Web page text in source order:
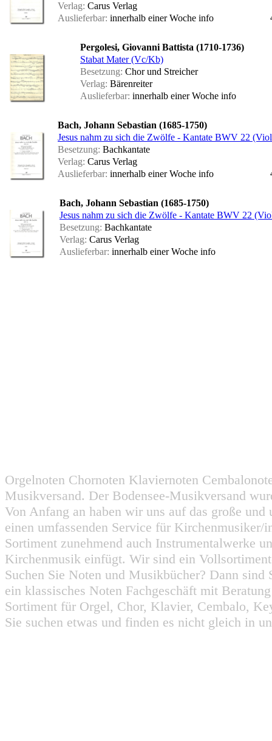
Verlag: Carus Verlag
Auslieferbar: innerhalb einer Woche info
Pergolesi, Giovanni Battista (1710-1736)
Stabat Mater (Vc/Kb)
Besetzung: Chor und Streicher
Verlag: Bärenreiter
Auslieferbar: innerhalb einer Woche info
Bach, Johann Sebastian (1685-1750)
Jesus nahm zu sich die Zwölfe - Kantate BWV 22
Besetzung: Bachkantate
Verlag: Carus Verlag
Auslieferbar: innerhalb einer Woche info
Bach, Johann Sebastian (1685-1750)
Jesus nahm zu sich die Zwölfe - Kantate BWV 22
Besetzung: Bachkantate
Verlag: Carus Verlag
Auslieferbar: innerhalb einer Woche info
Orgelnoten Chornoten Klaviernoten
Musikversand. Der Bodensee-Musikversand
Von Anfang an haben wir uns auf das große
einen umfassenden Service für
Sortiment zunehmend auch Instrumentalwerke
Kirchenmusik einfügt. Wir sind ein
Suchen Sie Noten und Musikbücher? Dann
ein klassisches Noten Fachgeschäft mit
Sortiment für Orgel, Chor, Klavier, Cembalo,
Sie suchen etwas und finden es nicht gleich in